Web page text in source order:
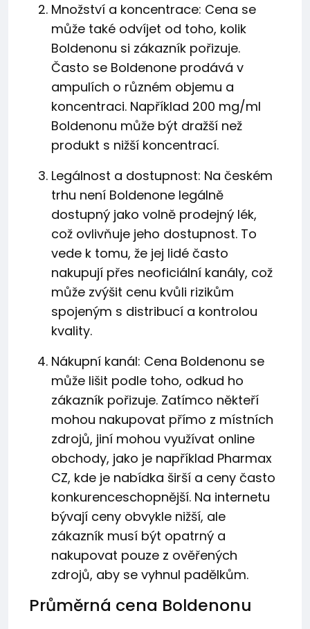
Množství a koncentrace: Cena se
může také odvíjet od toho, kolik
Boldenonu si zákazník pořizuje.
Často se Boldenone prodává v
ampulích o různém objemu a
koncentraci. Například 200 mg/ml
Boldenonu může být dražší než
produkt s nižší koncentrací.
Legálnost a dostupnost: Na českém
trhu není Boldenone legálně
dostupný jako volně prodejný lék,
což ovlivňuje jeho dostupnost. To
vede k tomu, že jej lidé často
nakupují přes neoficiální kanály, což
může zvýšit cenu kvůli rizikům
spojeným s distribucí a kontrolou
kvality.
Nákupní kanál: Cena Boldenonu se
může lišit podle toho, odkud ho
zákazník pořizuje. Zatímco někteří
mohou nakupovat přímo z místních
zdrojů, jiní mohou využívat online
obchody, jako je například Pharmax
CZ, kde je nabídka širší a ceny často
konkurenceschopnější. Na internetu
bývají ceny obvykle nižší, ale
zákazník musí být opatrný a
nakupovat pouze z ověřených
zdrojů, aby se vyhnul padělkům.
Průměrná cena Boldenonu